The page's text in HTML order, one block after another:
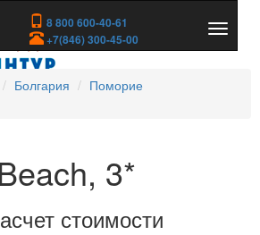
8 800 600-40-61
+7(846) 300-45-00
скрыть
Болгария
Поморие
3*
стоимости